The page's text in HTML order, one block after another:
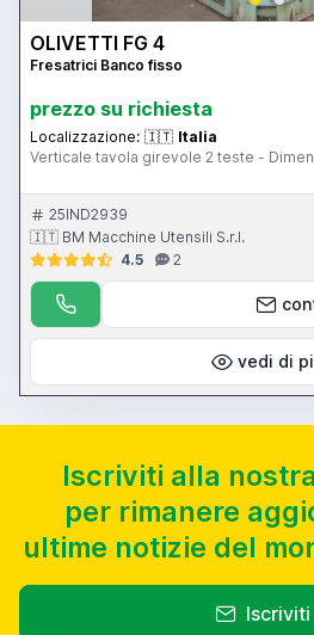
OLIVETTI FG 4
Fresatrici Banco fisso
prezzo su richiesta
Localizzazione: 🇮🇹 Italia
Verticale tavola girevole 2 teste -
25IND2939
🇮🇹 BM Macchine Utensili S.r.l.
4.5
2
vedi di
Iscriviti alla
per rimanere
ultime notizie del
Iscriviti